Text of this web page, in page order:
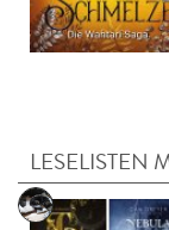
LESELISTEN